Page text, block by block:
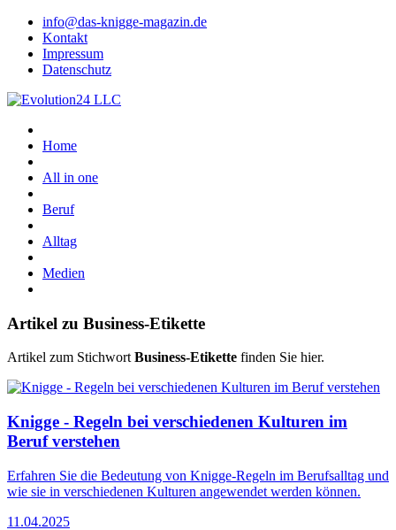
info@das-knigge-magazin.de
Kontakt
Impressum
Datenschutz
Home
All in one
Beruf
Alltag
Medien
Artikel zu Business-Etikette
Artikel zum StichwortBusiness-Etikette finden Sie hier.
Knigge - Regeln bei verschiedenen Kulturen im
Beruf verstehen
Erfahren Sie die Bedeutung von Knigge-Regeln im Berufsalltag und
wie sie in verschiedenen Kulturen angewendet werden können.
11.04.2025